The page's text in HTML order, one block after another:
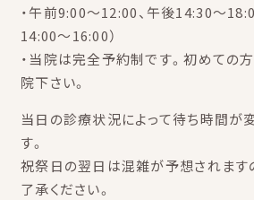
・午前9:00～12:00、午後14:30～
14:00～16:00）
・当院は完全予約制です。初めての
院下さい。
当日の診療状況によって待ち時間が
す。
祝祭日の翌日は混雑が予想されます
了承ください。